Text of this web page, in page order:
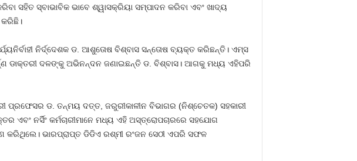
ସହିତ ସ୍ବାଭାବିକ ଭାବେ ଶ୍ୱାସକ୍ରିୟା ସମ୍ପାଦନ କରିବା ଏବଂ ଖାଦ୍ୟ
ନିର୍ଦ୍ଦେଶକ ଡ. ଆଶୁତୋଷ ବିଶ୍ବାସ ସନ୍ତୋଷ ବ୍ୟକ୍ତ କରିଛନ୍ତି। ଏମ୍‌ସ
ଡାକ୍ତରୀ ଦଳଙ୍କୁ ଅଭିନନ୍ଦନ ଜଣାଇଛନ୍ତି ଡ. ବିଶ୍ବାସ। ଆଗକୁ ମଧ୍ୟ ଏହିପରି
ପ୍ରଫେସର ଡ. ତନ୍ମୟ ଦତ୍ତ, ଜରୁରୀକାଳୀନ ବିଭାଗର (ନିଶ୍ଚେତକ) ସହକାରୀ
ନର୍ସିଂ କର୍ମଚାରୀମାନେ ମଧ୍ୟ ଏହି ଅସ୍ତ୍ରୋପଚାରରେ ସହଯୋଗ
ଭାରପ୍ରାପ୍ତ ଡିଡିଏ ରଶ୍ମୀ ରଂଜନ ସେଠୀ ଏପରି ସଫଳ